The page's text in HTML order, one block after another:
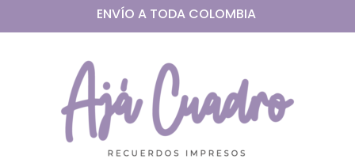
ENVÍO A TODA COLOMBIA